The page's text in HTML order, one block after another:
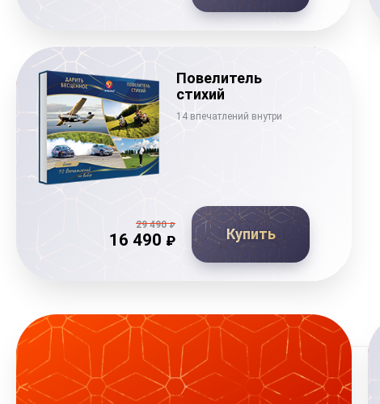
Повелитель
стихий
14 впечатлений внутри
29 490₽
16 490 ₽ Купить